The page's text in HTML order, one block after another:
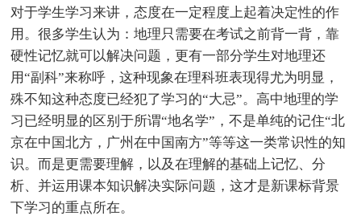
对于学生学习来讲，态度在一定程度上起着决定性的作
用。很多学生认为：地理只需要在考试之前背一背，靠
硬性记忆就可以解决问题，更有一部分学生对地理还
用“副科”来称呼，这种现象在理科班表现得尤为明显，
殊不知这种态度已经犯了学习的“大忌”。高中地理的学
习已经明显的区别于所谓“地名学”，不是单纯的记住“北
京在中国北方，广州在中国南方”等等这一类常识性的知
识。而是更需要理解，以及在理解的基础上记忆、分
析、并运用课本知识解决实际问题，这才是新课标背景
下学习的重点所在。